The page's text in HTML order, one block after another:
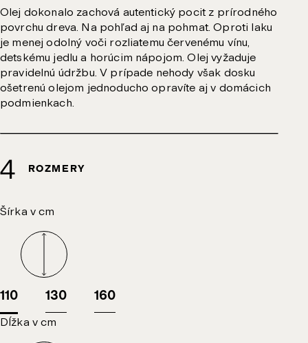
Olej dokonalo zachová autentický pocit z prírodného
povrchu dreva. Na pohľad aj na pohmat. Oproti laku
je menej odolný voči rozliatemu červenému vínu,
detskému jedlu a horúcim nápojom. Olej vyžaduje
pravidelnú údržbu. V prípade nehody však dosku
ošetrenú olejom jednoducho opravíte aj v domácich
podmienkach.
ROZMERY
Šírka v cm
110 130 160
Dĺžka v cm